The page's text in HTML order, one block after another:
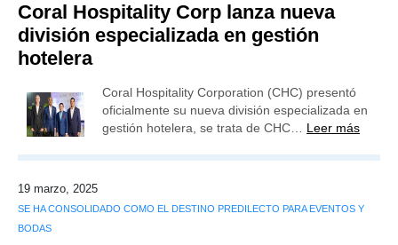
Coral Hospitality Corp lanza nueva
división especializada en gestión
hotelera
Coral Hospitality Corporation (CHC) presentó
oficialmente su nueva división especializada en
gestión hotelera, se trata de CHC… Leer más
19 marzo, 2025
SE HA CONSOLIDADO COMO EL DESTINO PREDILECTO PARA EVENTOS Y
BODAS